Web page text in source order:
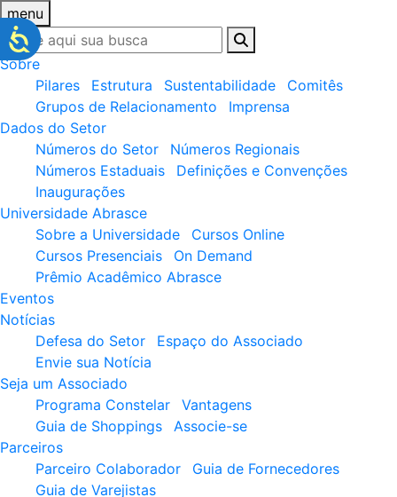
menu
Sobre
Pilares
Estrutura Sustentabilidade
Comitês
Grupos de Relacionamento
Imprensa
Dados do Setor
Números do Setor
Números Regionais
Números Estaduais
Definições e Convenções
Inaugurações
Universidade Abrasce
Sobre a Universidade
Cursos Online
Cursos Presenciais
On Demand
Prêmio Acadêmico Abrasce
Eventos
Notícias
Defesa do Setor
Espaço do Associado
Envie sua Notícia
Seja um Associado
Programa Constelar
Vantagens
Guia de Shoppings
Associe-se
Parceiros
Parceiro Colaborador
Guia de Fornecedores
Guia de Varejistas